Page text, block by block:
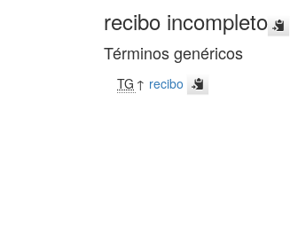
recibo incompleto
Términos genéricos
TG ↑ recibo